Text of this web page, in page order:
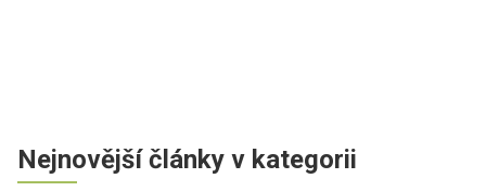
Nejnovější články v kategorii